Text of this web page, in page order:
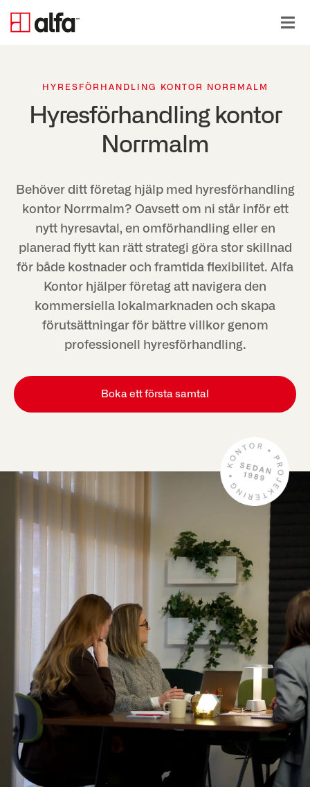
HYRESFÖRHANDLING KONTOR NORRMALM
Hyresförhandling kontor
Norrmalm
Behöver ditt företag hjälp med hyresförhandling
kontor Norrmalm? Oavsett om ni står inför ett
nytt hyresavtal, en omförhandling eller en
planerad flytt kan rätt strategi göra stor skillnad
för både kostnader och framtida flexibilitet. Alfa
Kontor hjälper företag att navigera den
kommersiella lokalmarknaden och skapa
förutsättningar för bättre villkor genom
professionell hyresförhandling.
Boka ett första samtal